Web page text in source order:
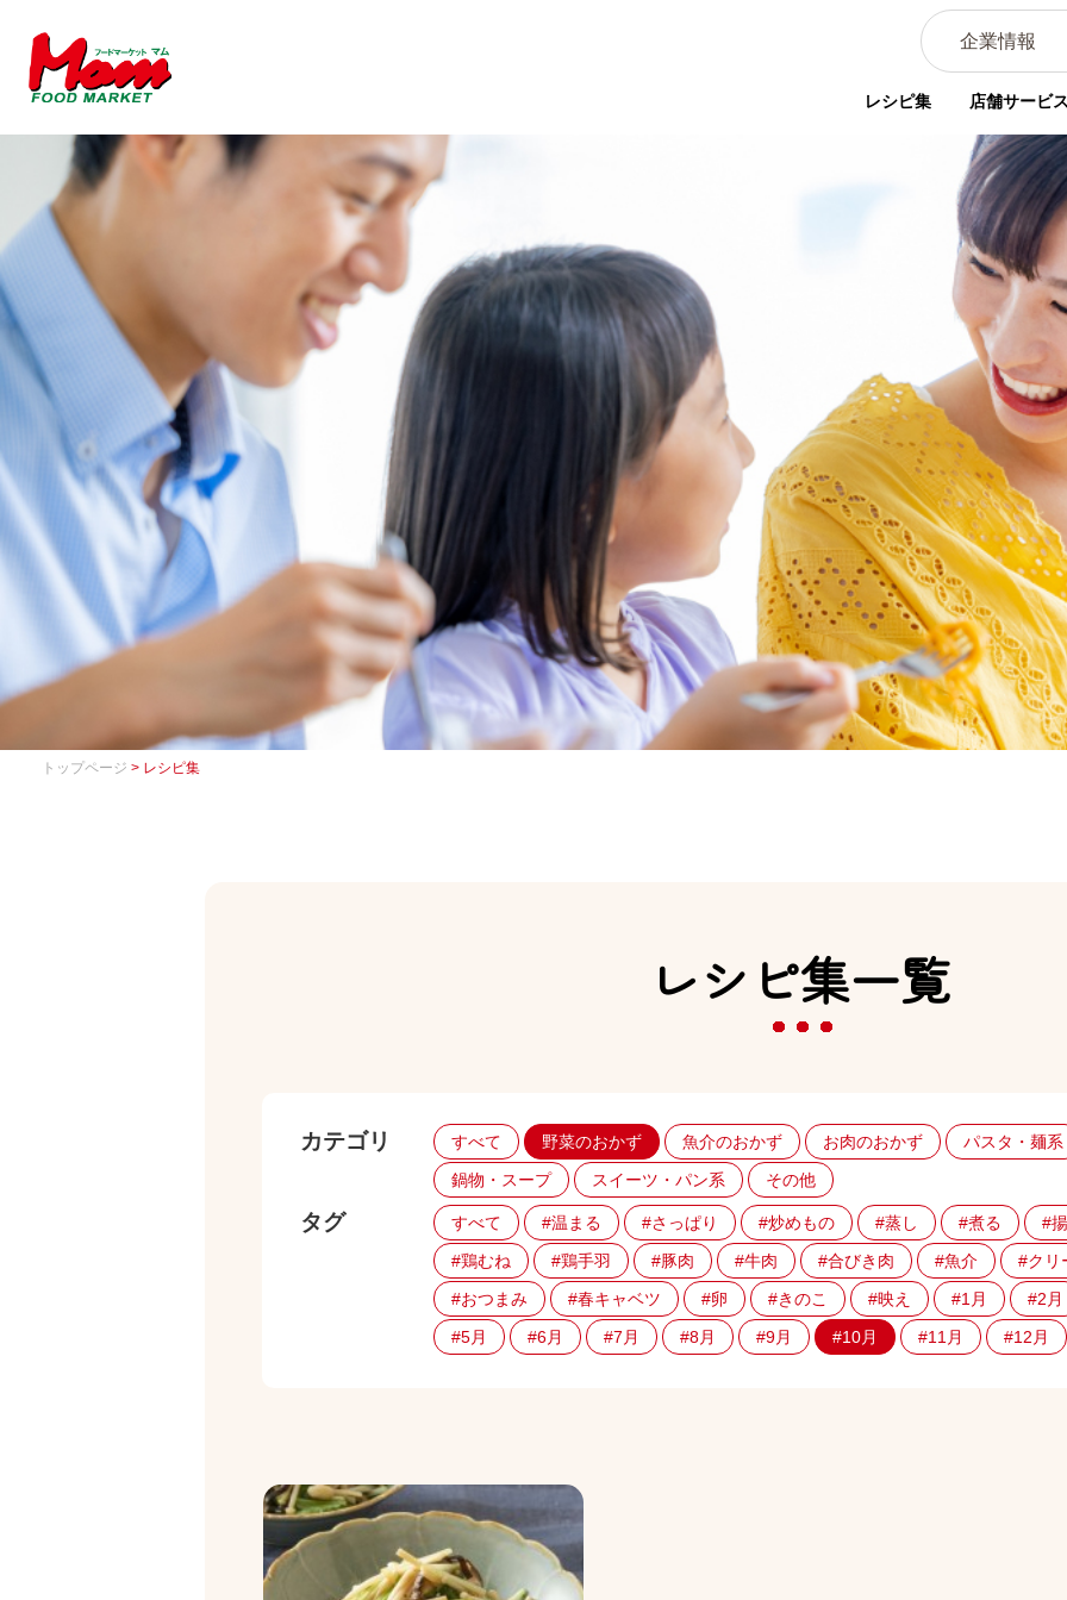
企業情報
レシピ集 店舗サービ
トップページ > レシピ集
レシピ集一覧
カテゴリ すべて 野菜のおかず 魚介のおかず お肉のおかず
パスタ・麺系
鍋物・スープ
スイーツ・パン系 その他
タグ すべて #温まる #さっぱり #炒めもの #蒸し #煮る
#
#鶏むね
#鶏手羽 #豚肉 #牛肉 #合びき肉 #魚介
#クリ
#おつまみ
#春キャベツ #卵 #きのこ #映え #1月
#2月
#5月
#6月 #7月 #8月 #9月 #10月 #11月 #12月